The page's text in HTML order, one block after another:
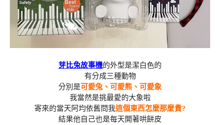
芽比兔故事機的外型是潔白色的
有分成三種動物
分別是可愛兔、可愛熊、可愛象
我當然是挑最愛的大象啦
寄來的當天阿均依舊問我這個東西怎麼那麼貴?
結果他自己也是每天開著哄餅皮